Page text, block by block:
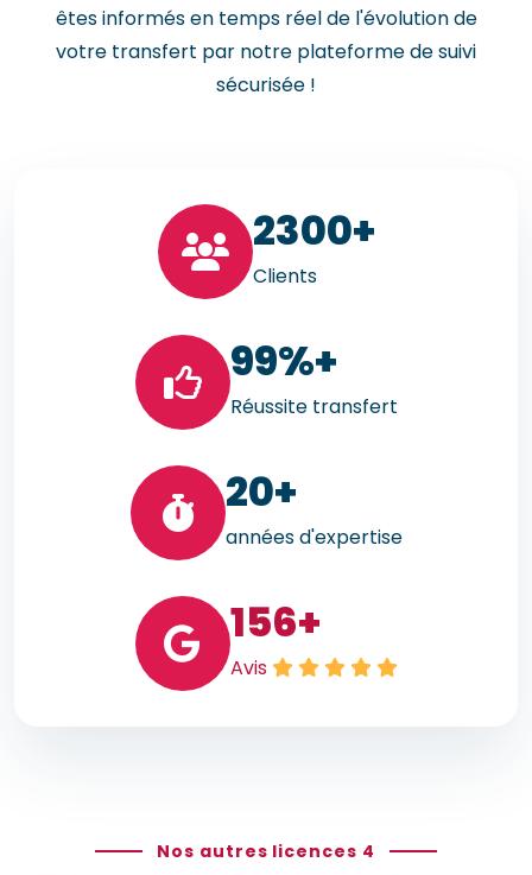
êtes informés en temps réel de l'évolution de
votre transfert par notre plateforme de suivi
sécurisée !
2300+
Clients
99%+
Réussite transfert
20+
années d'expertise
156+
Avis
Nos autres licences 4